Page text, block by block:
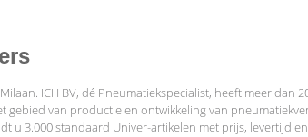
ICH BV, dé Pneumatiekspecialist, heeft meer
van productie en ontwikkeling van
u 3.000 standaard Univer-artikelen met prijs, levertijd